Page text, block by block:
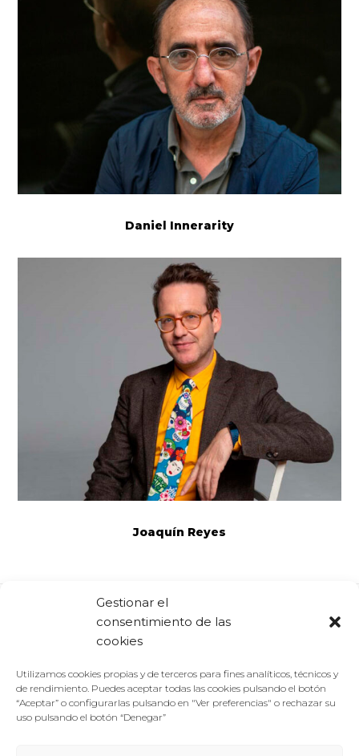
Gestionar el
consentimiento de las
cookies
Utilizamos cookies propias y de terceros para fines analíticos, técnicos y
de rendimiento. Puedes aceptar todas las cookies pulsando el botón
“Aceptar” o configurarlas pulsando en "Ver preferencias" o rechazar su
uso pulsando el botón “Denegar”
Daniel Innerarity
Joaquín Reyes
Comparte: Facebook Twitter